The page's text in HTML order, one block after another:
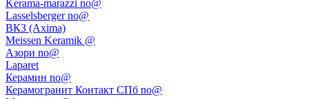
Kerama-marazzi no@
Lasselsberger no@
ВКЗ (Axima)
Meissen Keramik @
Азори no@
Laparet
Керамин no@
Керамогранит Контакт СПб no@